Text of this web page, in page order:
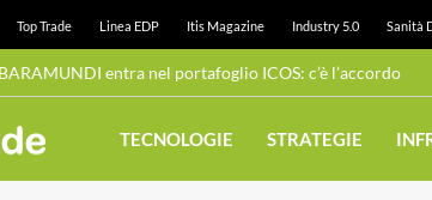
Top Trade Linea EDP Itis Magazine Industry 5.0 Sanità
BARAMUNDI entra nel portafoglio ICOS: c’è l’accordo
TECNOLOGIE STRATEGIE